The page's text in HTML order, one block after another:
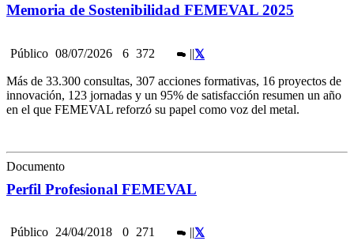
Memoria de Sostenibilidad FEMEVAL 2025
Público 08/07/2026 6 372 ||
Más de 33.300 consultas, 307 acciones formativas, 16 proyectos de
innovación, 123 jornadas y un 95% de satisfacción resumen un año
en el que FEMEVAL reforzó su papel como voz del metal.
Documento
Perfil Profesional FEMEVAL
Público 24/04/2018 0 271 ||